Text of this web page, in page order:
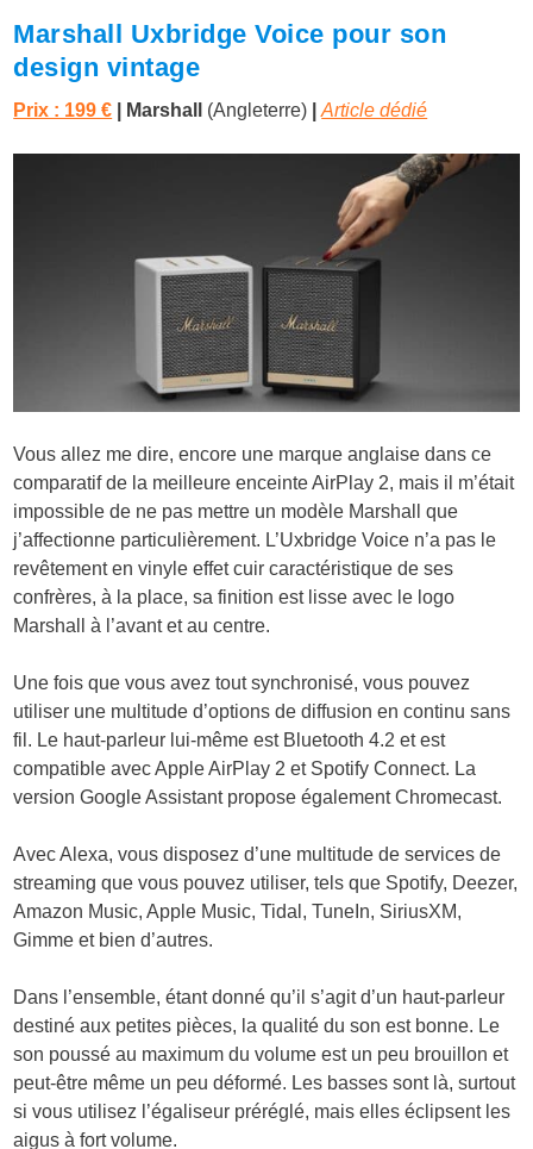
Marshall Uxbridge Voice pour son
design vintage
Prix : 199 € | Marshall (Angleterre) |Article dédié
Vous allez me dire, encore une marque anglaise dans ce
comparatif de la meilleure enceinte AirPlay 2, mais il m’était
impossible de ne pas mettre un modèle Marshall que
j’affectionne particulièrement. L’Uxbridge Voice n’a pas le
revêtement en vinyle effet cuir caractéristique de ses
confrères, à la place, sa finition est lisse avec le logo
Marshall à l’avant et au centre.
Une fois que vous avez tout synchronisé, vous pouvez
utiliser une multitude d’options de diffusion en continu sans
fil. Le haut-parleur lui-même est Bluetooth 4.2 et est
compatible avec Apple AirPlay 2 et Spotify Connect. La
version Google Assistant propose également Chromecast.
Avec Alexa, vous disposez d’une multitude de services de
streaming que vous pouvez utiliser, tels que Spotify, Deezer,
Amazon Music, Apple Music, Tidal, TuneIn, SiriusXM,
Gimme et bien d’autres.
Dans l’ensemble, étant donné qu’il s’agit d’un haut-parleur
destiné aux petites pièces, la qualité du son est bonne. Le
son poussé au maximum du volume est un peu brouillon et
peut-être même un peu déformé. Les basses sont là, surtout
si vous utilisez l’égaliseur préréglé, mais elles éclipsent les
aigus à fort volume.